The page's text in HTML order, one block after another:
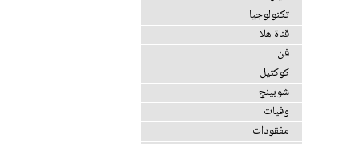
تكنولوجيا
قناة هلا
فن
كوكتيل
شوبينج
وفيات
مفقودات